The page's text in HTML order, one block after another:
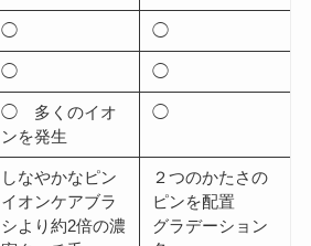
◯ ◯
◯ ◯
◯ 多くのイオ
ンを発生
◯
しなやかなピン
イオンケアブラ
シより約2倍の濃
２つのかたさの
ピンを配置
グラデーション